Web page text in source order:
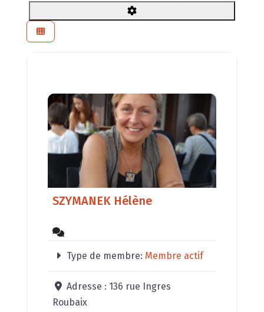
SZYMANEK Hélène
Type de membre: Membre actif
Adresse : 136 rue Ingres
Roubaix